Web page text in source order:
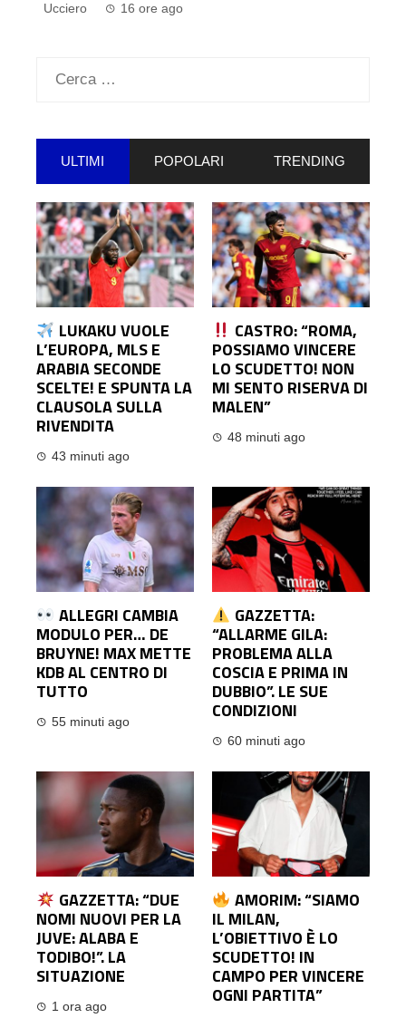
Ucciero
16 ore ago
Ricerca
ULTIMI POPOLARI TRENDING
LUKAKU VUOLE
L’EUROPA, MLS E
ARABIA SECONDE
SCELTE! E SPUNTA LA
CLAUSOLA SULLA
RIVENDITA
43 minuti ago
CASTRO: “ROMA,
POSSIAMO VINCERE
LO SCUDETTO! NON
MI SENTO RISERVA DI
MALEN”
48 minuti ago
ALLEGRI CAMBIA
MODULO PER… DE
BRUYNE! MAX METTE
KDB AL CENTRO DI
TUTTO
55 minuti ago
GAZZETTA:
“ALLARME GILA:
PROBLEMA ALLA
COSCIA E PRIMA IN
DUBBIO”. LE SUE
CONDIZIONI
60 minuti ago
GAZZETTA: “DUE
NOMI NUOVI PER LA
JUVE: ALABA E
TODIBO!”. LA
SITUAZIONE
1 ora ago
AMORIM: “SIAMO
IL MILAN,
L’OBIETTIVO È LO
SCUDETTO! IN
CAMPO PER VINCERE
OGNI PARTITA”